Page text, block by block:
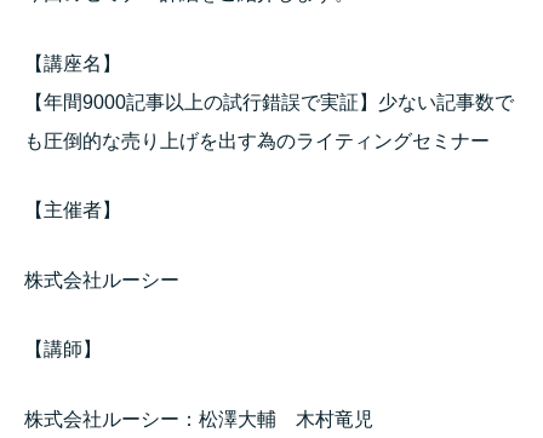
【講座名】
【年間9000記事以上の試行錯誤で実証】少ない記事数で
も圧倒的な売り上げを出す為のライティングセミナー
【主催者】
株式会社ルーシー
【講師】
株式会社ルーシー：松澤大輔 木村竜児